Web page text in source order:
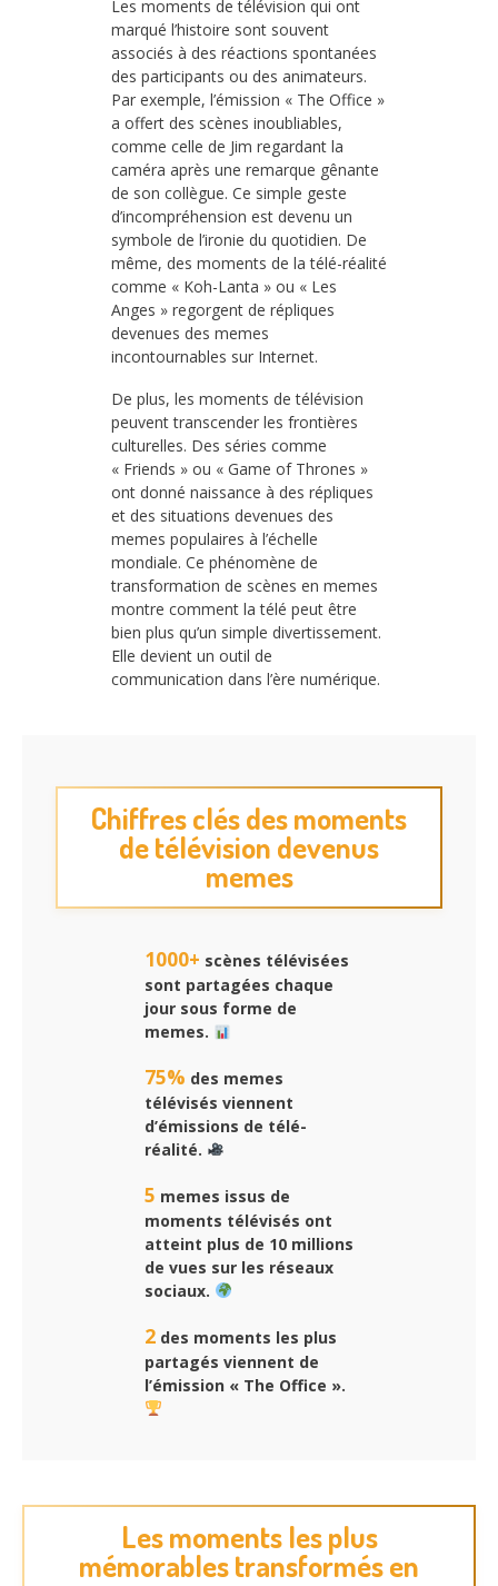
Les moments de télévision qui ont
marqué l’histoire sont souvent
associés à des réactions spontanées
des participants ou des animateurs.
Par exemple, l’émission « The Office »
a offert des scènes inoubliables,
comme celle de Jim regardant la
caméra après une remarque gênante
de son collègue. Ce simple geste
d’incompréhension est devenu un
symbole de l’ironie du quotidien. De
même, des moments de la télé-réalité
comme « Koh-Lanta » ou « Les
Anges » regorgent de répliques
devenues des memes
incontournables sur Internet.
De plus, les moments de télévision
peuvent transcender les frontières
culturelles. Des séries comme
« Friends » ou « Game of Thrones »
ont donné naissance à des répliques
et des situations devenues des
memes populaires à l’échelle
mondiale. Ce phénomène de
transformation de scènes en memes
montre comment la télé peut être
bien plus qu’un simple divertissement.
Elle devient un outil de
communication dans l’ère numérique.
Chiffres clés des moments
de télévision devenus
memes
1000+ scènes télévisées
sont partagées chaque
jour sous forme de
memes.
75% des memes
télévisés viennent
d’émissions de télé-
réalité.
5 memes issus de
moments télévisés ont
atteint plus de 10 millions
de vues sur les réseaux
sociaux.
2 des moments les plus
partagés viennent de
l’émission « The Office ».
Les moments les plus
mémorables transformés en